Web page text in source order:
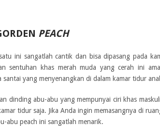
PEACH
ini sangatlah cantik dan bisa dipasang pada
sentuhan khas merah muda yang cerah ini
santai yang menyenangkan di dalam kamar tidur
dinding abu-abu yang mempunyai ciri khas
tidur saja. Jika Anda ingin memasangnya di
abu peach ini sangatlah menarik.